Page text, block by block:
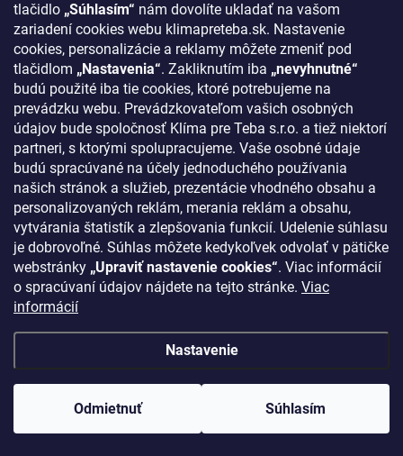
tlačidlo „Súhlasím“ nám dovolíte ukladať na vašom
zariadení cookies webu klimapreteba.sk. Nastavenie
cookies, personalizácie a reklamy môžete zmeniť pod
tlačidlom „Nastavenia“. Zakliknutím iba „nevyhnutné“
budú použité iba tie cookies, ktoré potrebujeme na
prevádzku webu. Prevádzkovateľom vašich osobných
údajov bude spoločnosť Klíma pre Teba s.r.o. a tiež niektorí
partneri, s ktorými spolupracujeme. Vaše osobné údaje
budú spracúvané na účely jednoduchého používania
našich stránok a služieb, prezentácie vhodného obsahu a
personalizovaných reklám, merania reklám a obsahu,
vytvárania štatistík a zlepšovania funkcií. Udelenie súhlasu
je dobrovoľné. Súhlas môžete kedykoľvek odvolať v pätičke
webstránky „Upraviť nastavenie cookies“. Viac informácií
o spracúvaní údajov nájdete na tejto stránke. Viac
informácií
Nastavenie
Odmietnuť Súhlasím